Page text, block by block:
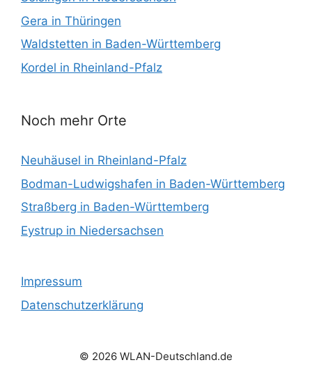
Gera in Thüringen
Waldstetten in Baden-Württemberg
Kordel in Rheinland-Pfalz
Noch mehr Orte
Neuhäusel in Rheinland-Pfalz
Bodman-Ludwigshafen in Baden-Württemberg
Straßberg in Baden-Württemberg
Eystrup in Niedersachsen
Impressum
Datenschutzerklärung
© 2026 WLAN-Deutschland.de